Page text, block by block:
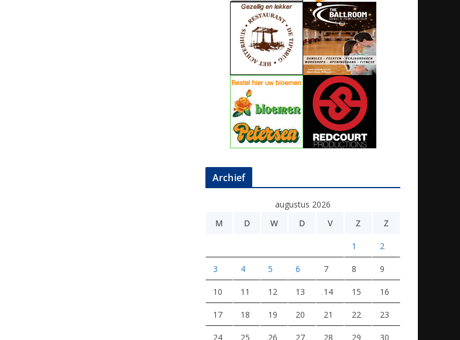
Archief
augustus 2026
M
D W D V Z Z
1 2
3 4 5 6 7 8 9
10 11 12 13 14 15 16
17 18 19 20 21 22 23
24 25 26 27 28 29 30